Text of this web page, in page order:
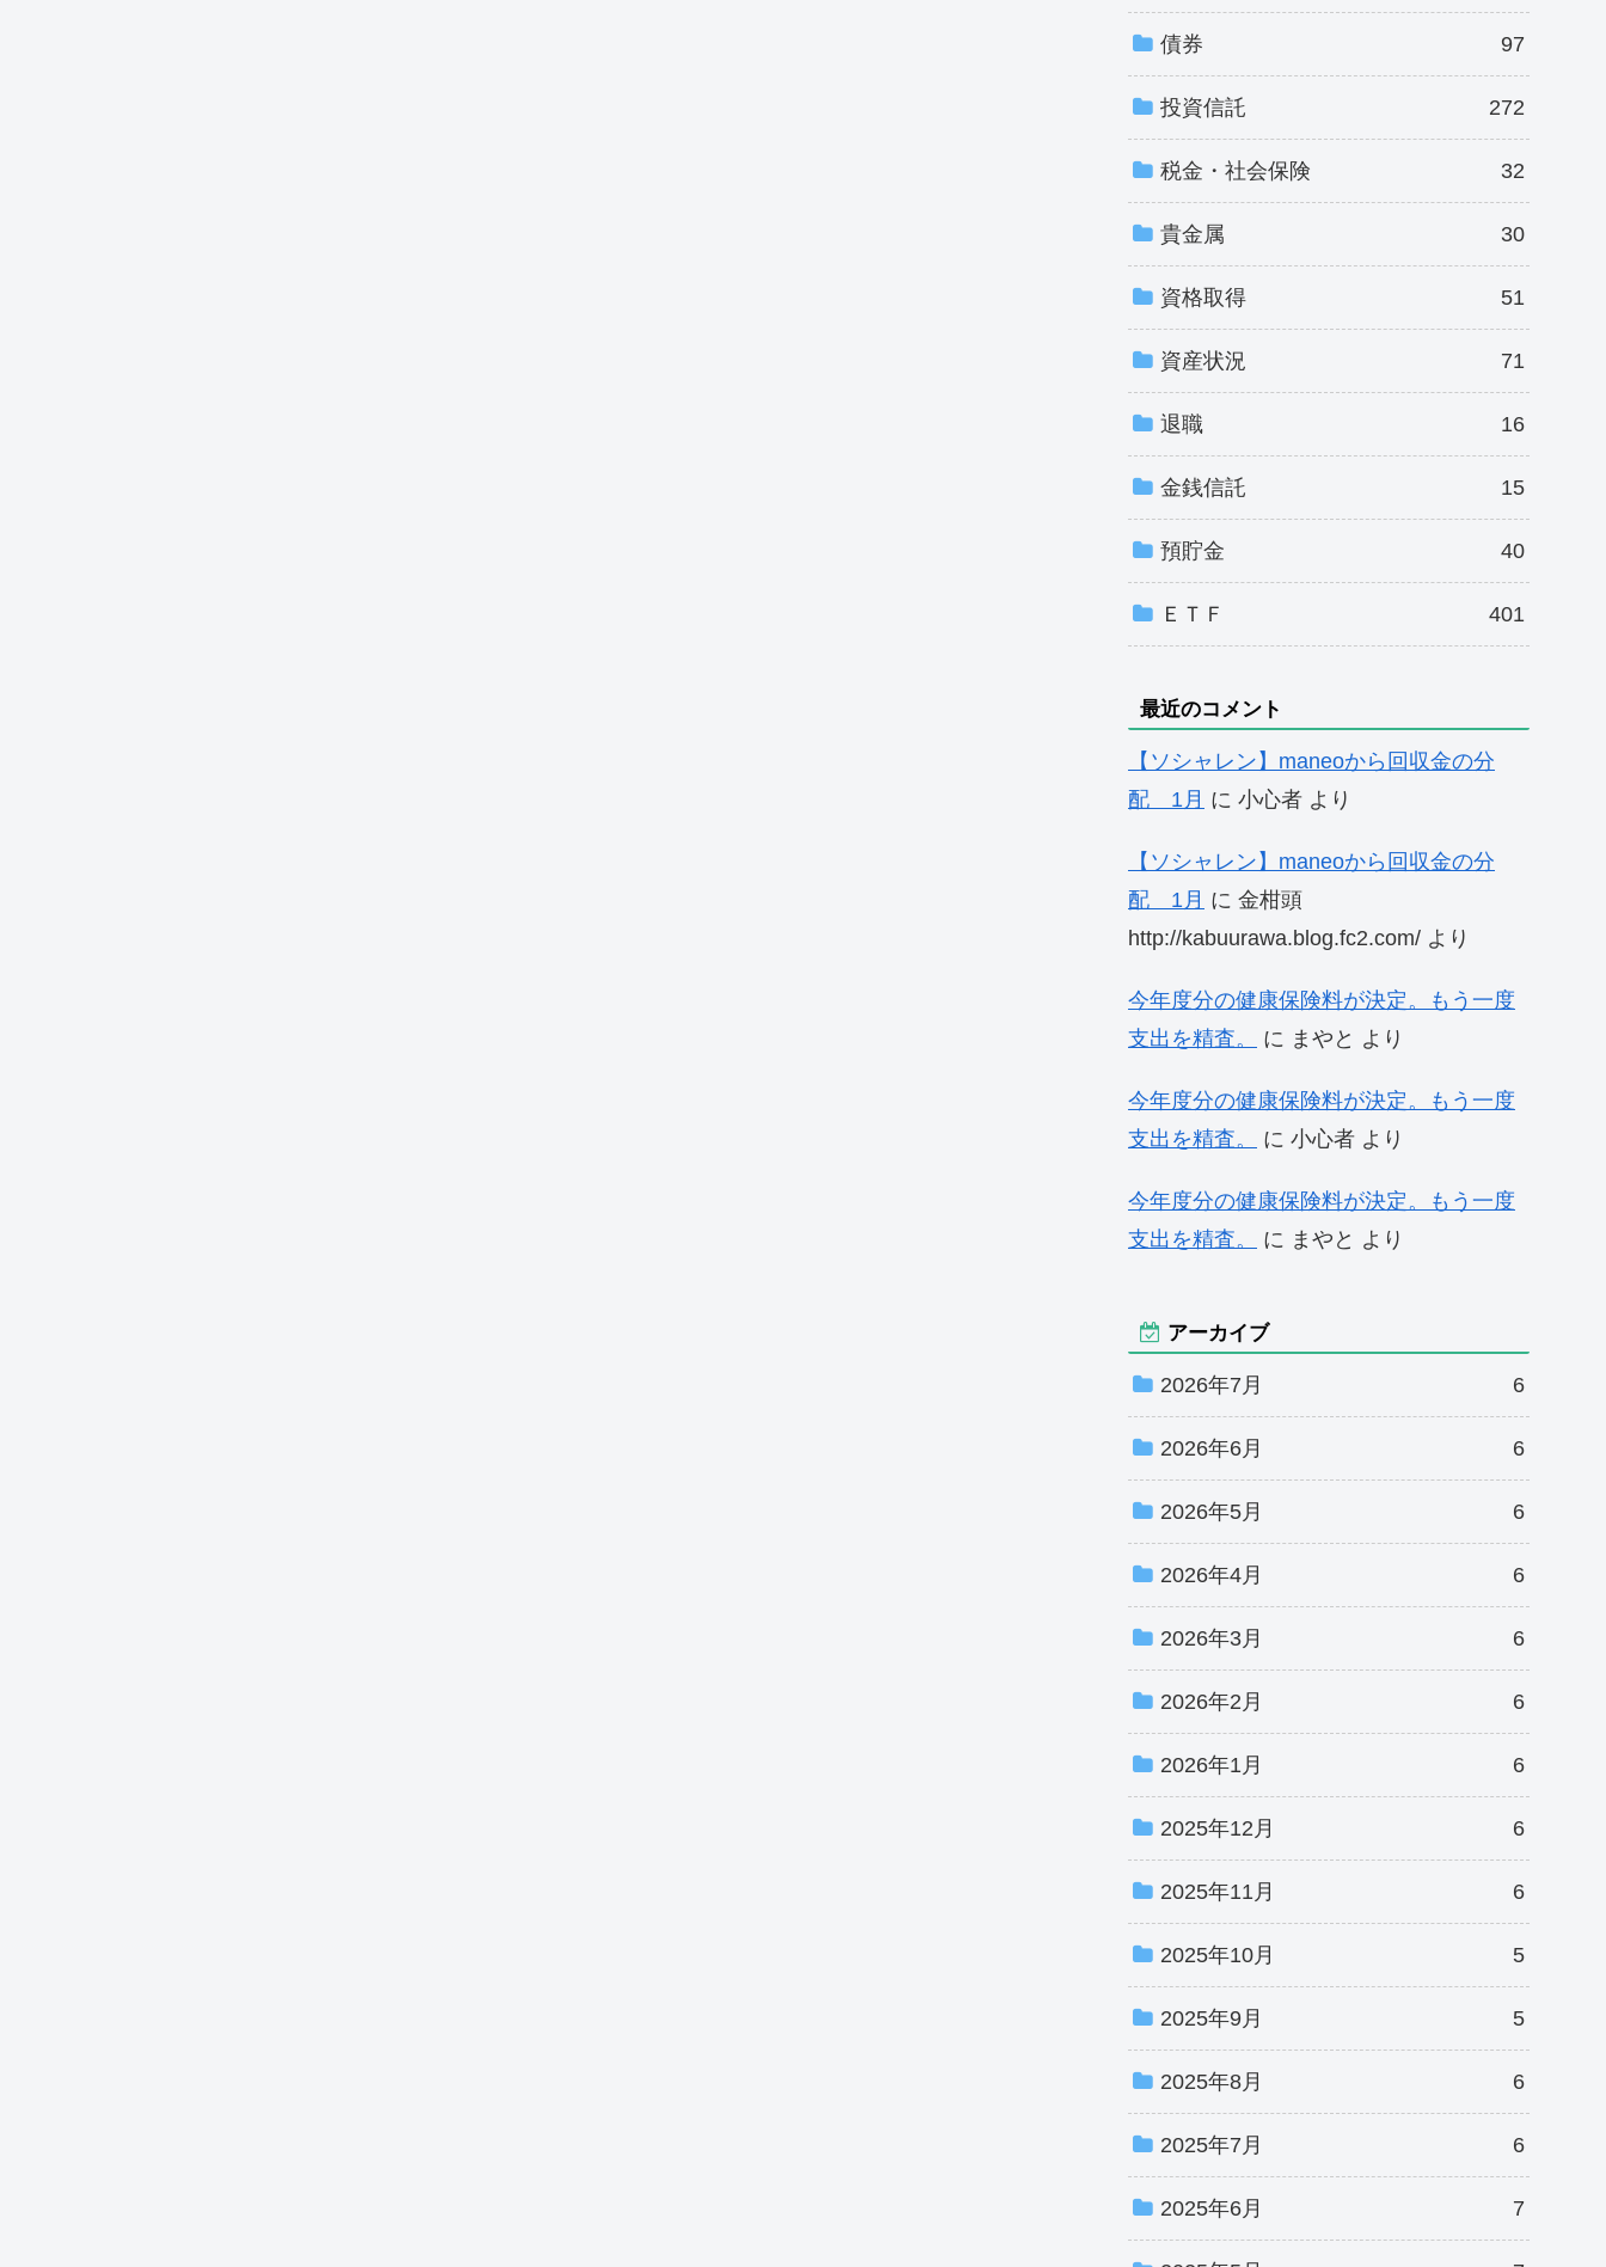
債券 97
投資信託 272
税金・社会保険 32
貴金属 30
資格取得 51
資産状況 71
退職 16
金銭信託 15
預貯金 40
ＥＴＦ 401
最近のコメント
【ソシャレン】maneoから回収金の分
配 1月 に 小心者 より
【ソシャレン】maneoから回収金の分
配 1月 に 金柑頭
http://kabuurawa.blog.fc2.com/ より
今年度分の健康保険料が決定。もう一度
支出を精査。
に まやと より
今年度分の健康保険料が決定。もう一度
支出を精査。
に 小心者 より
今年度分の健康保険料が決定。もう一度
支出を精査。
に まやと より
アーカイブ
2026年7月 6
2026年6月 6
2026年5月 6
2026年4月 6
2026年3月 6
2026年2月 6
2026年1月 6
2025年12月 6
2025年11月 6
2025年10月 5
2025年9月 5
2025年8月 6
2025年7月 6
2025年6月 7